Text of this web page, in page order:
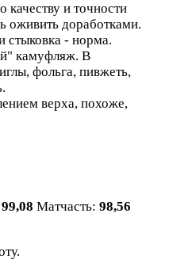
качеству и точности
оживить доработками.
стыковка - норма.
камуфляж. В
фольга, пивжеть,
верха, похоже,
99,08 Матчасть: 98,56